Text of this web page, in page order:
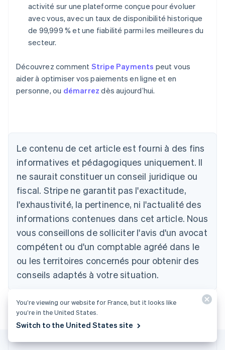
activité sur une plateforme conçue pour évoluer
avec vous, avec un taux de disponibilité historique
de 99,999 % et une fiabilité parmi les meilleures du
secteur.
Découvrez comment Stripe Payments peut vous
aider à optimiser vos paiements en ligne et en
personne, ou démarrez dès aujourd’hui.
Le contenu de cet article est fourni à des fins
informatives et pédagogiques uniquement. Il
ne saurait constituer un conseil juridique ou
fiscal. Stripe ne garantit pas l'exactitude,
l'exhaustivité, la pertinence, ni l'actualité des
informations contenues dans cet article. Nous
vous conseillons de solliciter l'avis d'un avocat
compétent ou d'un comptable agréé dans le
ou les territoires concernés pour obtenir des
conseils adaptés à votre situation.
Allemagne
Deutsch
Australie
English
Autriche
Belgique
NederlandsFrançaisDeutschEnglish
Brésil
PortuguêsEnglish
Bulgarie
English
English Français
简体中文
Chypre
Croatie
You’re viewing our website for France, but it looks like
you’re in the United States.
Switch to the United States site